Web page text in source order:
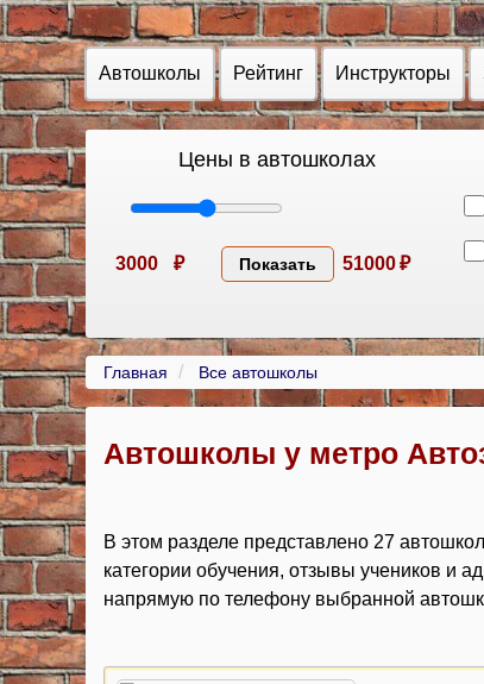
Автошколы Рейтинг Инструкторы
Цены в автошколах
3000 ₽ Показать 51000 ₽
Главная Все автошколы
Автошколы у метро
В этом разделе представлено 27
категории обучения, отзывы учеников и
напрямую по телефону выбранной